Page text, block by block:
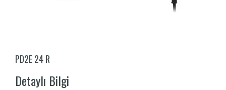
PD2E 24 R
Detaylı Bilgi